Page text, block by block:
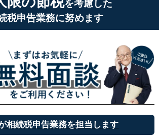
を考慮した
税申告業務に努めます
相続税申告業務を担当します